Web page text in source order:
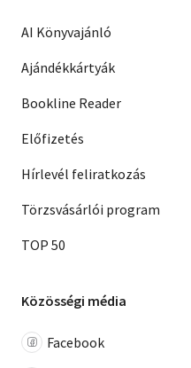
AI Könyvajánló
Ajándékkártyák
Bookline Reader
Előfizetés
Hírlevél feliratkozás
Törzsvásárlói program
TOP 50
Közösségi média
Facebook